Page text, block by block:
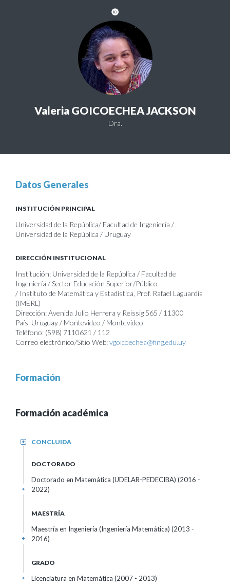
Valeria GOICOECHEA JACKSON
Dra.
Datos Generales
INSTITUCIÓN PRINCIPAL
Universidad de la República/ Facultad de Ingeniería /
Universidad de la República / Uruguay
DIRECCIÓN INSTITUCIONAL
Institución: Universidad de la República / Facultad de
Ingeniería / Sector Educación Superior/Público
/ Instituto de Matemática y Estadística, Prof. Rafael Laguardia
(IMERL)
Dirección: Avenida Julio Herrera y Reissig 565 / 11300
País: Uruguay / Montevideo / Montevideo
Teléfono: (598) 7110621 / 112
Correo electrónico/Sitio Web:vgoicoechea@fing.edu.uy
Formación
Formación académica
CONCLUIDA
+
DOCTORADO
Doctorado en Matemática (UDELAR-PEDECIBA) (2016 -
2022)
+
MAESTRÍA
Maestría en Ingeniería (Ingeniería Matemática) (2013 -
2016)
+
GRADO
Licenciatura en Matemática (2007 - 2013)
+